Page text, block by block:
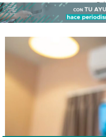
-
El tarifazo en el NEA acumula
inflación mas alta del país